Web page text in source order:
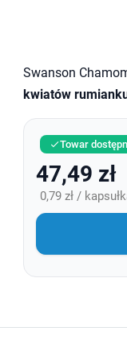
Swanson
kwiatów
Towar
47,49 zł
0,79 zł /